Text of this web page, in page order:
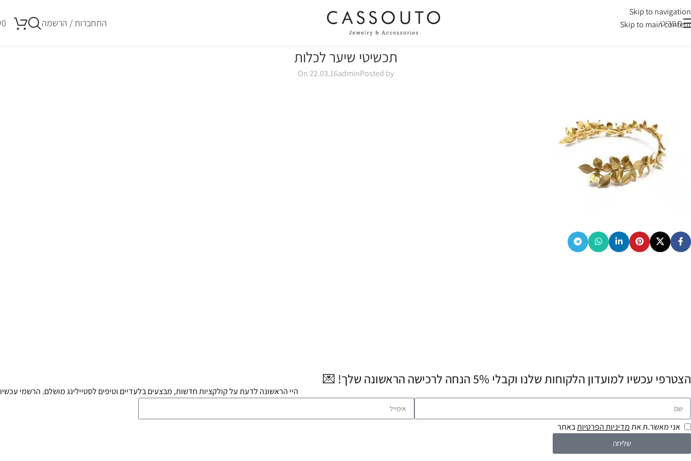
Skip to navigation
Skip to main content
תפריט התחברות / הרשמה 0
תכשיטי שיער לכלות
Posted by
admin
On 22.03.16
הצטרפי עכשיו למועדון הלקוחות שלנו וקבלי 5% הנחה לרכישה הראשונה שלך! 💌
היי הראשונה לדעת על קולקציות חדשות, מבצעים בלעדיים וטיפים לסטיילינג מושלם. הרשמי עכשיו
אני מאשר.ת אתמדיניות הפרטיותבאתר
שליחה